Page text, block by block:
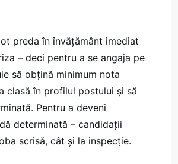
preda în învățământ imediat
– deci pentru a se angaja pe
să obțină minimum nota
clasă în profilul postului și să
Pentru a deveni
determinată – candidații
scrisă, cât și la inspecție.